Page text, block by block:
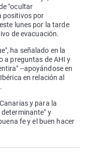
"ocultar
positivos por
lunes por la tarde
de evacuación.
ha señalado en la
a preguntas de AHI y
--apoyándose en
en relación al
y para la
y
fe y el buen hacer